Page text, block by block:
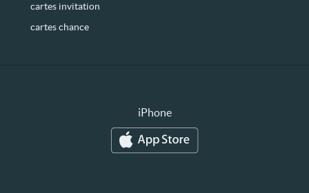
cartes invitation
cartes chance
iPhone